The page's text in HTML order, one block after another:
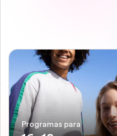
Programas para